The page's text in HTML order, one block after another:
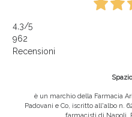
4,3/5
962
Recensioni
è un marchio della Farmacia
Padovani e Co, iscritto all'albo n.
farmacisti di Napoli.